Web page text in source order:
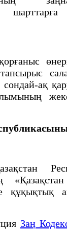
сондай-ақ
құқықтық
Заң